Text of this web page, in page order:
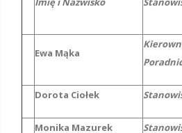
Ewa Mąka
Dorota Ciołek
Monika Mazurek